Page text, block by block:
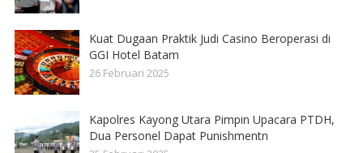
Kuat Dugaan Praktik Judi Casino Beroperasi di
GGI Hotel Batam
26 Februari 2025
Kapolres Kayong Utara Pimpin Upacara PTDH,
Dua Personel Dapat Punishmentn